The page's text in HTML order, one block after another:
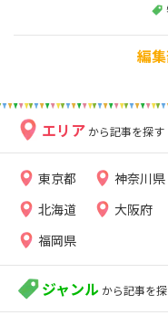
編
エリア から記事を探す
東京都 神奈川県
北海道
大阪府
福岡県
ジャンル から記事を